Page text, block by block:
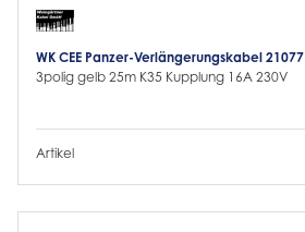
WK CEE Panzer-Verlängerungskabel 21077
3polig gelb 25m K35 Kupplung 16A 230V
Artikel